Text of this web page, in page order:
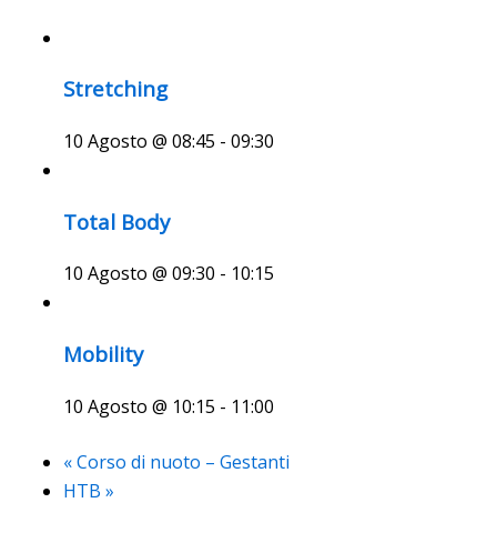
Stretching
10 Agosto @ 08:45 - 09:30
Total Body
10 Agosto @ 09:30 - 10:15
Mobility
10 Agosto @ 10:15 - 11:00
«Corso di nuoto – Gestanti
HTB »